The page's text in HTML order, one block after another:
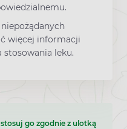
niepożądanych
więcej informacji
stosowania leku.
go zgodnie z ulotką